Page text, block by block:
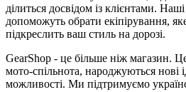
ділиться досвідом із клієнтами.
допоможуть обрати екіпірування,
підкреслить ваш стиль на дорозі.
GearShop - це більше ніж магазин.
мото-спільнота, народжуються нові
можливості. Ми підтримуємо